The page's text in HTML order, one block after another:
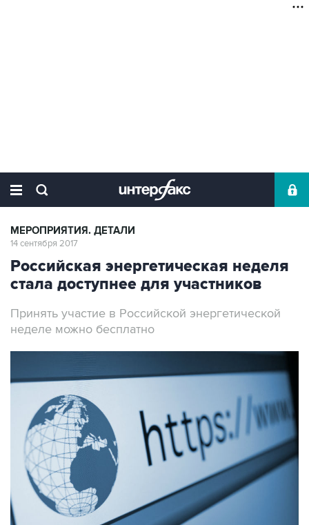
МЕРОПРИЯТИЯ. ДЕТАЛИ
14 сентября 2017
Российская энергетическая неделя
стала доступнее для участников
Принять участие в Российской энергетической
неделе можно бесплатно